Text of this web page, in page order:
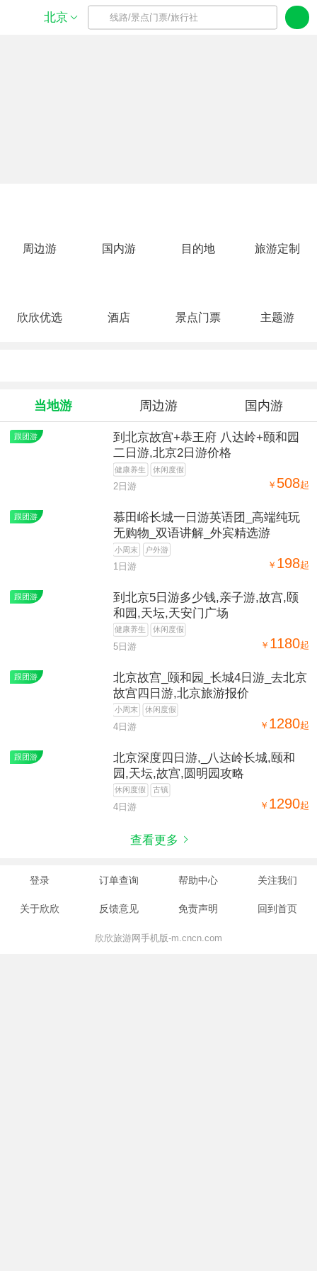
北京 线路/景点门票/旅行社
周边游 国内游 目的地 旅游定制
欣欣优选 酒店 景点门票 主题游
当地游 周边游 国内游
跟团游
到北京故宫+恭王府 八达岭+颐和园
二日游,北京2日游价格
健康养生 休闲度假
￥ 508起
2日游
跟团游
慕田峪长城一日游英语团_高端纯玩
无购物_双语讲解_外宾精选游
小周末 户外游
￥ 198起
1日游
跟团游
到北京5日游多少钱,亲子游,故宫,颐
和园,天坛,天安门广场
健康养生 休闲度假
￥ 1180起
5日游
跟团游
北京故宫_颐和园_长城4日游_去北京
故宫四日游,北京旅游报价
小周末 休闲度假
￥ 1280起
4日游
跟团游
北京深度四日游,_八达岭长城,颐和
园,天坛,故宫,圆明园攻略
休闲度假 古镇
￥ 1290起
4日游
查看更多
登录 订单查询 帮助中心 关注我们
关于欣欣 反馈意见 免责声明 回到首页
欣欣旅游网手机版-m.cncn.com